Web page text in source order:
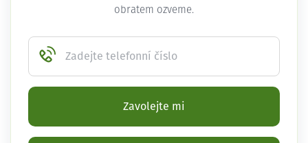
obratem ozveme.
Zadejte telefonní číslo
Zavolejte mi